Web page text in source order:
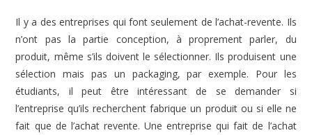
Il y a des entreprises qui font seulement de l’achat-revente. Ils
n’ont pas la partie conception, à proprement parler, du
produit, même s’ils doivent le sélectionner. Ils produisent une
sélection mais pas un packaging, par exemple. Pour les
étudiants, il peut être intéressant de se demander si
l’entreprise qu’ils recherchent fabrique un produit ou si elle ne
fait que de l’achat revente. Une entreprise qui fait de l’achat